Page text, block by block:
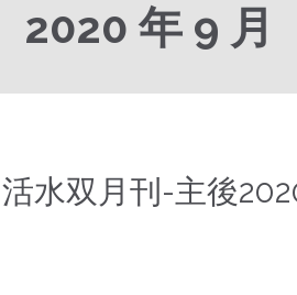
2020 年 9 月
活水双月刊-主後